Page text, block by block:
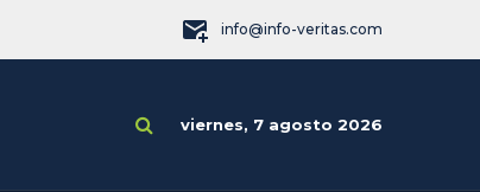
info@info-veritas.com
viernes, 7 agosto 2026